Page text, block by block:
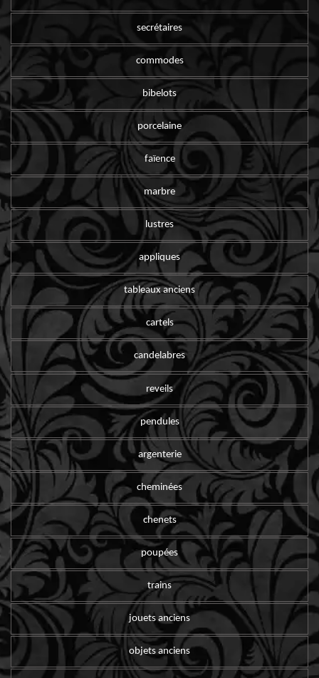
secrétaires
commodes
bibelots
porcelaine
faïence
marbre
lustres
appliques
tableaux anciens
cartels
candelabres
reveils
pendules
argenterie
cheminées
chenets
poupées
trains
jouets anciens
objets anciens